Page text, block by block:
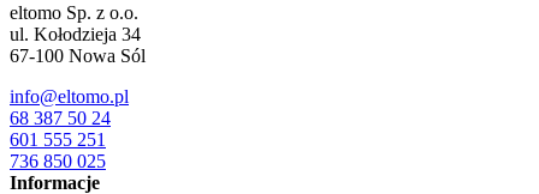
eltomo Sp. z o.o.
ul. Kołodzieja 34
67-100 Nowa Sól
info@eltomo.pl
68 387 50 24
601 555 251
736 850 025
Informacje